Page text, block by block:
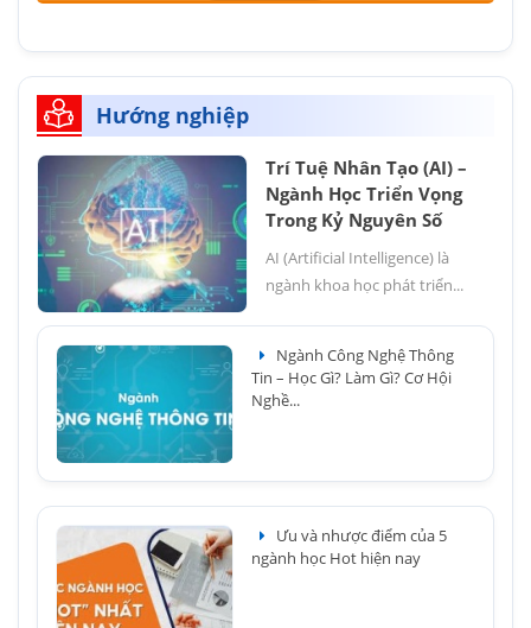
Hướng nghiệp
Trí Tuệ Nhân Tạo (AI) –
Ngành Học Triển Vọng
Trong Kỷ Nguyên Số
AI (Artificial Intelligence) là
ngành khoa học phát triển...
Ngành Công Nghệ Thông
Tin – Học Gì? Làm Gì? Cơ Hội
Nghề...
Ưu và nhược điểm của 5
ngành học Hot hiện nay